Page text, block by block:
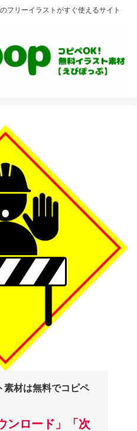
イラストがすぐ使えるサイト
素材は無料でコピペ
ンロード」
「次